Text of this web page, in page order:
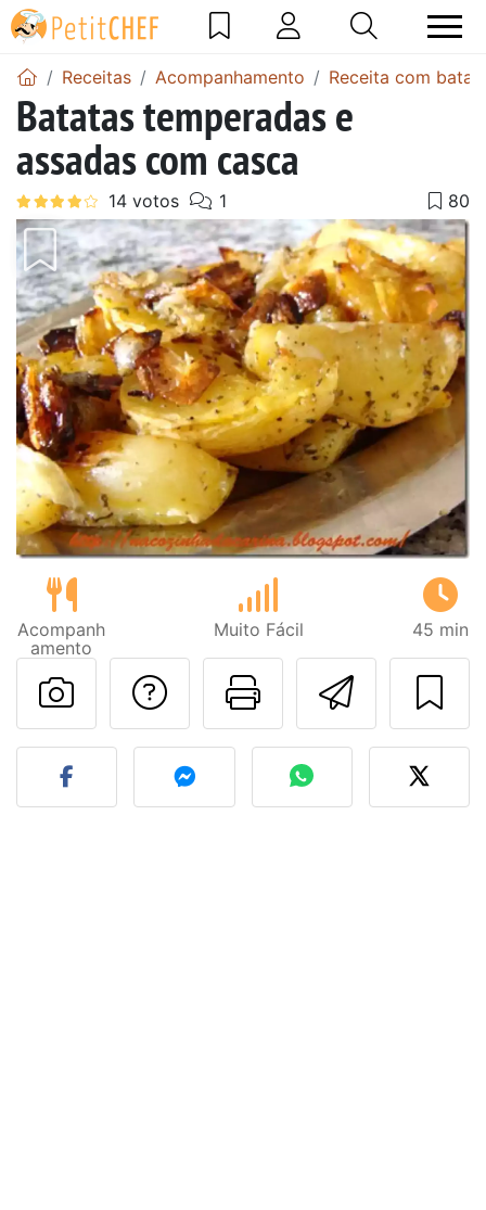
Receitas Acompanhamento Receita com
Batatas temperadas e
assadas com casca
Acompanh
amento
Muito Fácil 45 min
Imprima
Falar com o autor
Fez esta receita?